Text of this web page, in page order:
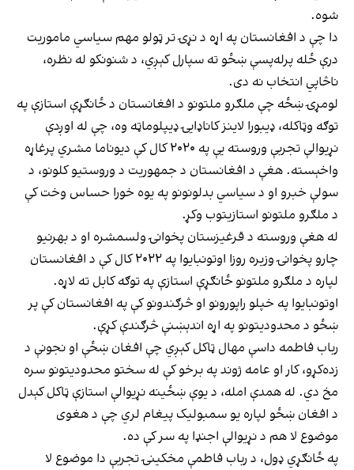
شوه.
دا چې د افغانستان په اړه د نړۍ تر ټولو مهم سیاسي ماموریت
درې ځله پرله‌پسې ښځو ته سپارل کېږي، د شنونکو له نظره،
ناڅاپي انتخاب نه دی.
لومړۍ ښځه چې ملګرو ملتونو د افغانستان د ځانګړې استازې په
توګه وټاکله، ډیبورا لاینز کاناډایۍ ډیپلوماټه وه، چې له اوږدې
نړیوالې تجربې وروسته یې په ۲۰۲۰ کال کې دیوناما مشري پرغاړه
واخېسته. هغې د افغانستان د جمهوریت د وروستیو کلونو، د
سولې خبرو او د سیاسي بدلونونو په یوه خورا حساس وخت کې
د ملګرو ملتونو استازیتوب وکړ.
له هغې وروسته د قرغیزستان پخوانۍ ولسمشره او د بهرنیو
چارو پخوانۍ وزیره روزا اوتونبایوا په ۲۰۲۲ کال کې د افغانستان
لپاره د ملګرو ملتونو ځانګړې استازې په توګه کابل ته لاړه.
اوتونبایوا په خپلو راپورونو او څرګندونو کې په افغانستان کې پر
ښځو د محدودیتونو په اړه اندېښنې څرګندې کړې.
رباب فاطمه داسې مهال ټاکل کېږي چې افغان ښځې او نجونې د
زده‌کړو، کار او عامه ژوند په برخو کې له سختو محدودیتونو سره
مخ دي. له همدې امله، د یوې ښځینه نړیوالې استازې ټاکل کېدل
د افغان ښځو لپاره یو سمبولیک پیغام لري چې د هغوی
موضوع لا هم د نړیوالې اجنډا په سر کې ده.
په ځانګړي ډول، د رباب فاطمې مخکینۍ تجربې دا موضوع لا